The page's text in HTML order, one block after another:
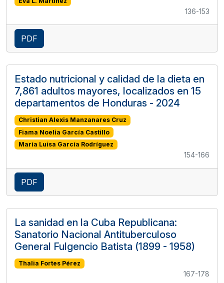
136-153
PDF
Estado nutricional y calidad de la dieta en
7,861 adultos mayores, localizados en 15
departamentos de Honduras - 2024
Christian Alexis Manzanares Cruz
Fiama Noelia García Castillo
María Luisa García Rodríguez
154-166
PDF
La sanidad en la Cuba Republicana:
Sanatorio Nacional Antituberculoso
General Fulgencio Batista (1899 - 1958)
Thalia Fortes Pérez
167-178